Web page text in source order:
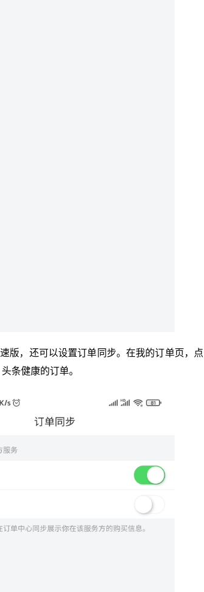
版，还可以设置订单同步。在我的订单页，
条健康的订单。